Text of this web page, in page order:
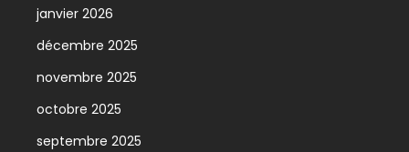
janvier 2026
décembre 2025
novembre 2025
octobre 2025
septembre 2025